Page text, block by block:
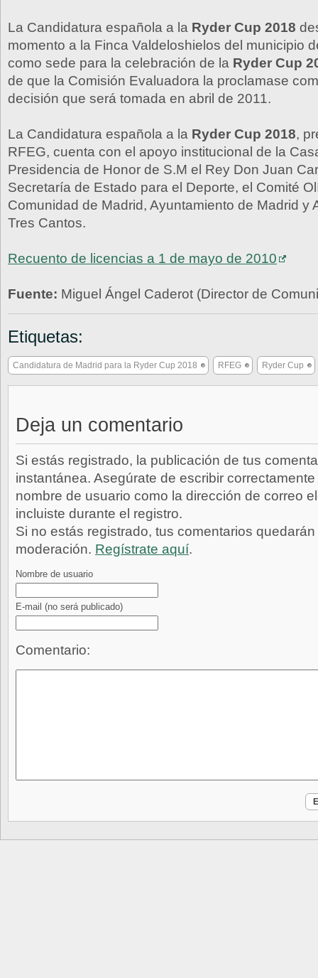
La Candidatura española a la Ryder Cup 2018
momento a la Finca Valdeloshielos del municipio
como sede para la celebración de la Ryder Cup
de que la Comisión Evaluadora la proclamase
decisión que será tomada en abril de 2011.
La Candidatura española a la Ryder Cup 2018,
RFEG, cuenta con el apoyo institucional de la
Presidencia de Honor de S.M el Rey Don Juan
Secretaría de Estado para el Deporte, el Comité
Comunidad de Madrid, Ayuntamiento de Madrid y
Tres Cantos.
Recuento de licencias a 1 de mayo de 2010
Fuente: Miguel Ángel Caderot (Director de
Etiquetas:
Candidatura de Madrid para la Ryder Cup 2018 RFEG Ryder Cup
Deja un comentario
Si estás registrado, la publicación de tus
instantánea. Asegúrate de escribir
nombre de usuario como la dirección de correo
incluiste durante el registro.
Si no estás registrado, tus comentarios
moderación. Regístrate aquí.
Nombre de usuario
E-mail (no será publicado)
Comentario: